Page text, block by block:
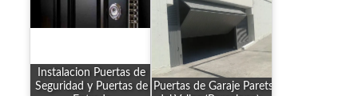
Instalacion Puertas de
Seguridad y Puertas de Puertas de Garaje Parets